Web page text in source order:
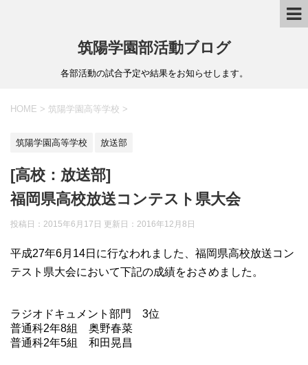
筑陽学園部活動ブログ
各部活動の試合予定や結果をお知らせします。
HOME > 筑陽学園高等学校 >
筑陽学園高等学校 放送部
[高校：放送部]
福岡県高校放送コンテスト県大会
投稿日：2015年6月17日 更新日： 2016年12月8日
平成27年6月14日に行なわれました、福岡県高校放送コン
テスト県大会において下記の成績をおさめました。
ラジオドキュメント部門 3位
普通科2年8組 奥野春菜
普通科2年5組 和田晃昌